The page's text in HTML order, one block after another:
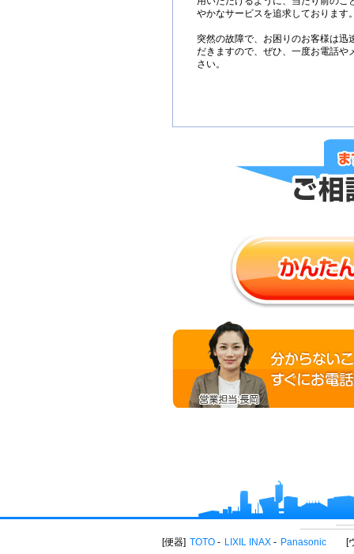
やかなサービスを追求しております
突然の故障で、お困りのお客様は迅
だきますので、ぜひ、一度お電話や
さい。
便器 TOTO LIXIL INAX Panasonic